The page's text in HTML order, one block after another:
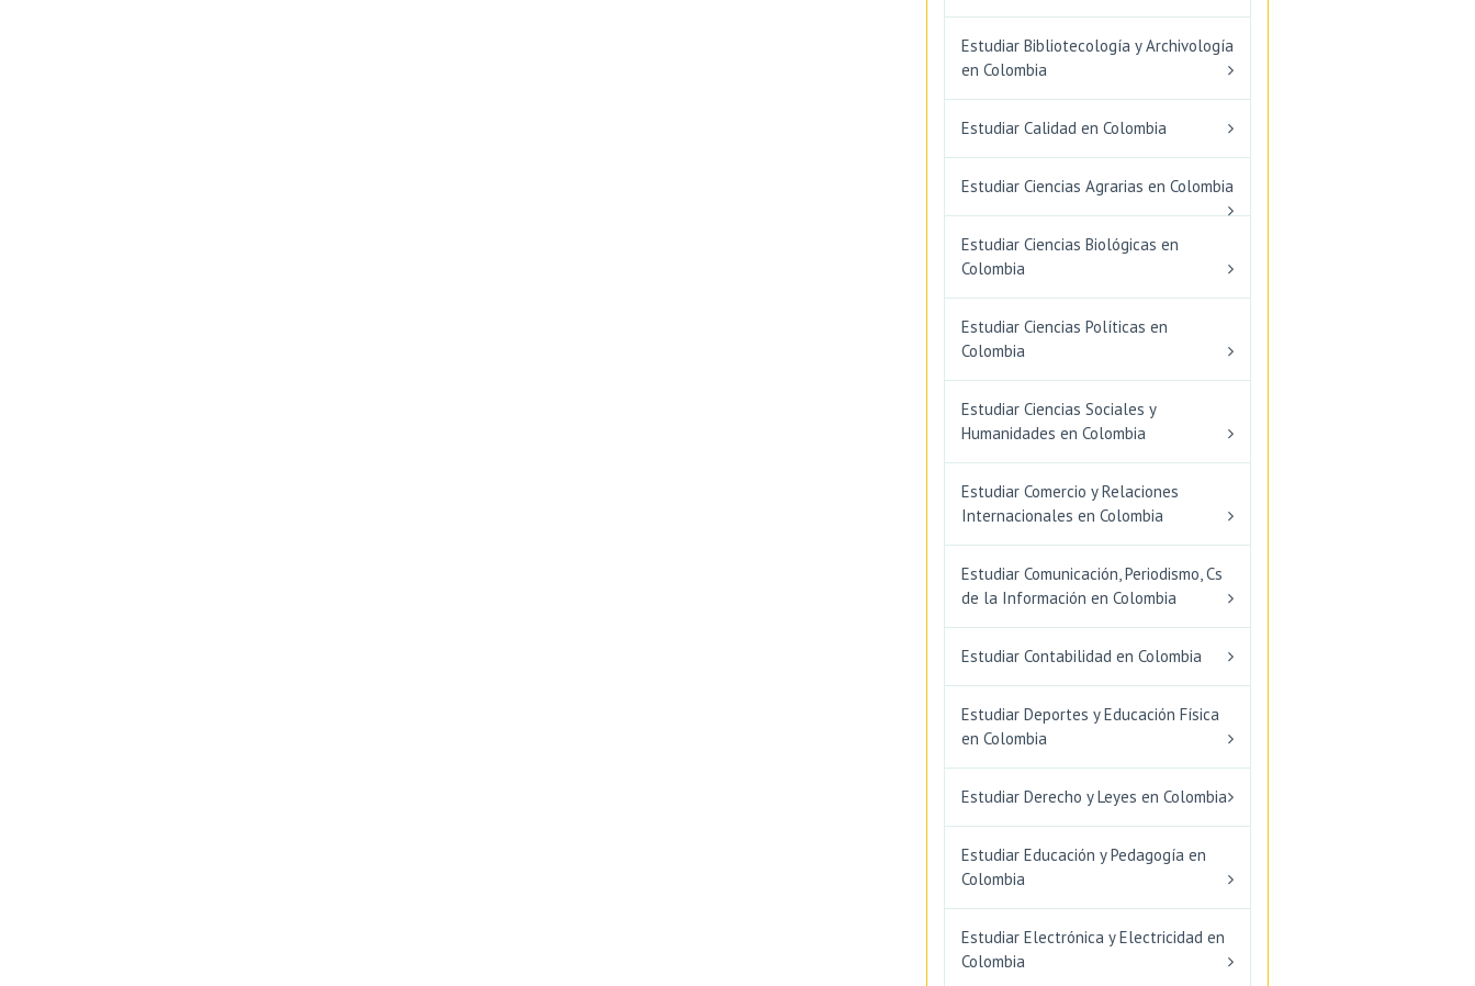
Estudiar Bibliotecología y Archivología
en Colombia
Estudiar Calidad en Colombia
Estudiar Ciencias Agrarias en Colombia
Estudiar Ciencias Biológicas en
Colombia
Estudiar Ciencias Políticas en
Colombia
Estudiar Ciencias Sociales y
Humanidades en Colombia
Estudiar Comercio y Relaciones
Internacionales en Colombia
Estudiar Comunicación, Periodismo, Cs
de la Información en Colombia
Estudiar Contabilidad en Colombia
Estudiar Deportes y Educación Física
en Colombia
Estudiar Derecho y Leyes en Colombia
Estudiar Educación y Pedagogía en
Colombia
Estudiar Electrónica y Electricidad en
Colombia